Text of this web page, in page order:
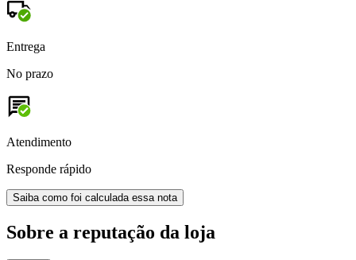
Entrega
No prazo
Atendimento
Responde rápido
Saiba como foi calculada essa nota
Sobre a reputação da loja